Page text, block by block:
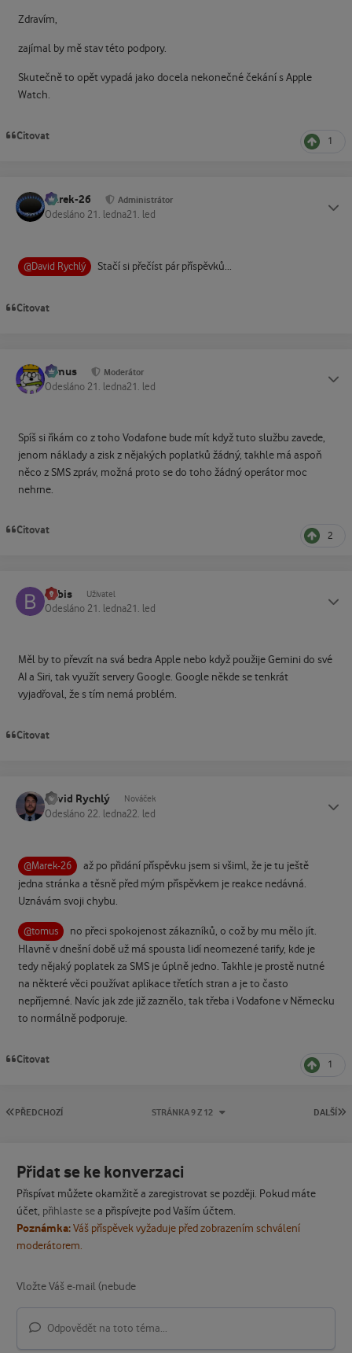
Zdravím,
zajímal by mě stav této podpory.
Skutečně to opět vypadá jako docela nekonečné čekání s Apple
Watch.
Citovat 1
Marek-26 Administrátor
Odesláno 21. ledna21. led
@David Rychlý Stačí si přečíst pár příspěvků...
Citovat
tomus Moderátor
Odesláno 21. ledna21. led
Spíš si říkám co z toho Vodafone bude mít když tuto službu zavede,
jenom náklady a zisk z nějakých poplatků žádný, takhle má aspoň
něco z SMS zpráv, možná proto se do toho žádný operátor moc
nehrne.
Citovat 2
bobis Uživatel
Odesláno 21. ledna21. led
Měl by to převzít na svá bedra Apple nebo když použije Gemini do své
AI a Siri, tak využít servery Google. Google někde se tenkrát
vyjadřoval, že s tím nemá problém.
Citovat
David Rychlý Nováček
Odesláno 22. ledna22. led
@Marek-26
až po přidání příspěvku jsem si všiml, že je tu ještě
jedna stránka a těsně před mým příspěvkem je reakce nedávná.
Uznávám svoji chybu.
@tomus
no přeci spokojenost zákazníků, o což by mu mělo jít.
Hlavně v dnešní době už má spousta lidí neomezené tarify, kde je
tedy nějaký poplatek za SMS je úplně jedno. Takhle je prostě nutné
na některé věci používat aplikace třetích stran a je to často
nepříjemné. Navíc jak zde již zaznělo, tak třeba i Vodafone v Německu
to normálně podporuje.
Citovat 1
PRVNÍ STRÁNKA
PŘEDCHOZÍ DALŠÍ
STRÁNKA 9 Z 12
Přidat se ke konverzaci
Přispívat můžete okamžitě a zaregistrovat se později. Pokud máte
účet, přihlaste sea přispívejte pod Vaším účtem.
Poznámka:Váš příspěvek vyžaduje před zobrazením schválení
moderátorem.
Odpovědět na toto téma...